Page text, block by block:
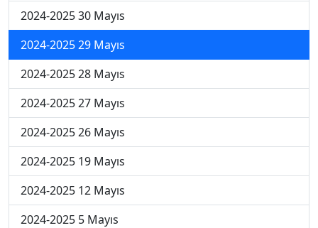
2024-2025 30 Mayıs
2024-2025 29 Mayıs
2024-2025 28 Mayıs
2024-2025 27 Mayıs
2024-2025 26 Mayıs
2024-2025 19 Mayıs
2024-2025 12 Mayıs
2024-2025 5 Mayıs